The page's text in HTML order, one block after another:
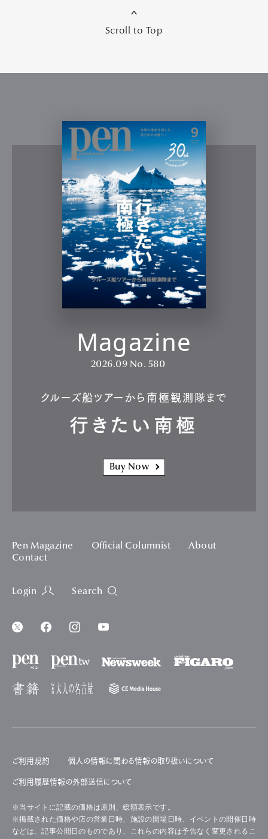
Scroll to Top
Magazine
2026.09 No. 580
クルーズ船ツアーから南極観測隊まで
行きたい南極
Buy Now
Pen Magazine Official Columnist
About
Contact
Login Search
ご利用規約 個人の情報に関わる情報の取り扱いについて
ご利用履歴情報の外部送信について
※当サイトに記載の価格は原則、総額表示です。
※掲載された価格や店の営業日時、施設の開場日時、イベントの開催日時
などは、記事公開日のものであり、これらの内容は予告なく変更されるこ